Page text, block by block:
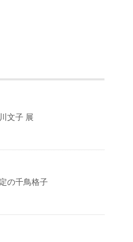
文子 展
の千鳥格子